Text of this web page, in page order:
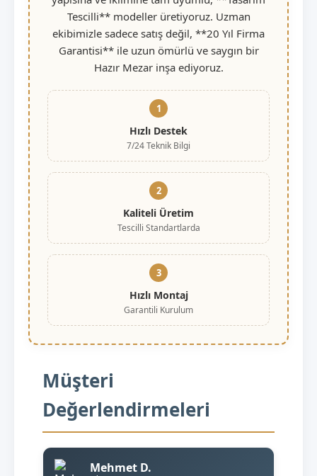
Tescilli** modeller üretiyoruz. Uzman
ekibimizle sadece satış değil, **20 Yıl Firma
Garantisi** ile uzun ömürlü ve saygın bir
Hazır Mezar inşa ediyoruz.
1
Hızlı Destek
7/24 Teknik Bilgi
2
Kaliteli Üretim
Tescilli Standartlarda
3
Hızlı Montaj
Garantili Kurulum
Müşteri
Değerlendirmeleri
Mehmet D.